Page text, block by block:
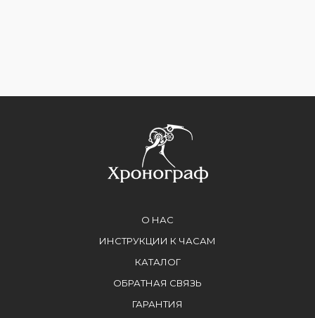
О НАС
ИНСТРУКЦИИ К ЧАСАМ
КАТАЛОГ
ОБРАТНАЯ СВЯЗЬ
ГАРАНТИЯ